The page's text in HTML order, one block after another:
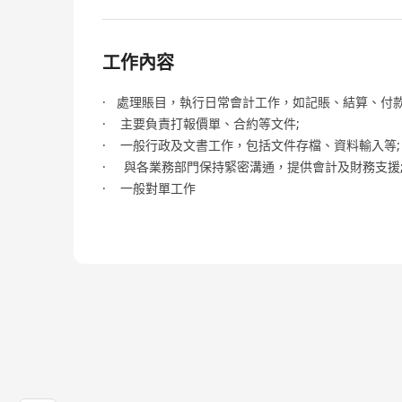
工作內容
· 處理賬目，執行日常會計工作，如記賬、結算、付
· 主要負責打報價單、合約等文件;
· 一般行政及文書工作，包括文件存檔、資料輸入等;
· 與各業務部門保持緊密溝通，提供會計及財務支援;
· 一般對單工作